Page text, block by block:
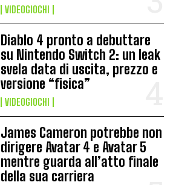
VIDEOGIOCHI
Diablo 4 pronto a debuttare
su Nintendo Switch 2: un leak
svela data di uscita, prezzo e
versione “fisica”
VIDEOGIOCHI
James Cameron potrebbe non
dirigere Avatar 4 e Avatar 5
mentre guarda all’atto finale
della sua carriera